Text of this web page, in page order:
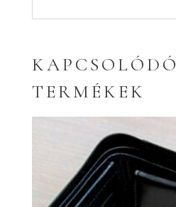
KAPCSOLÓDÓ
TERMÉKEK